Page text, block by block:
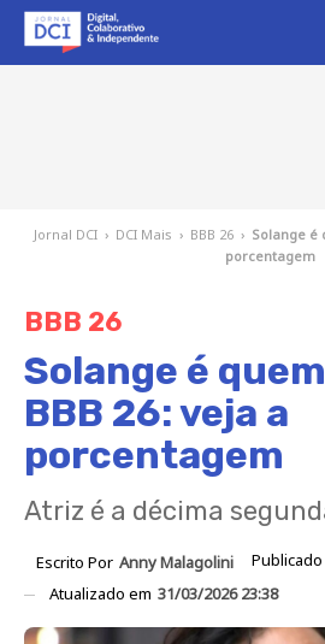
Jornal DCI › DCI Mais › BBB 26 › Solange é
porcentagem
BBB 26
Solange é
BBB 26: veja a
porcentagem
Atriz é a décima
Escrito Por Anny Malagolini
Atualizado em 31/03/2026 23:38